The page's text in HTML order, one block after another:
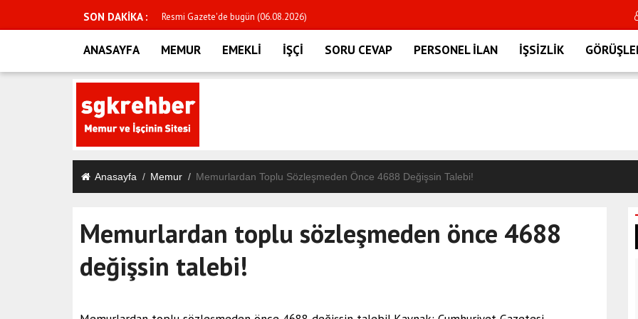
SON DAKİKA : 2026 YAŞ kararları Resmi Gazete'de yayımlandı 2026- LGS
ANASAYFA MEMUR EMEKLİ İŞÇİ SORU CEVAP PERSONEL İLAN İŞSİZLİK
Anasayfa Memur Memurlardan Toplu Sözleşmeden Önce 4688 Değişsin Talebi!
Memurlardan toplu sözleşmeden önce 4688
değişsin talebi!